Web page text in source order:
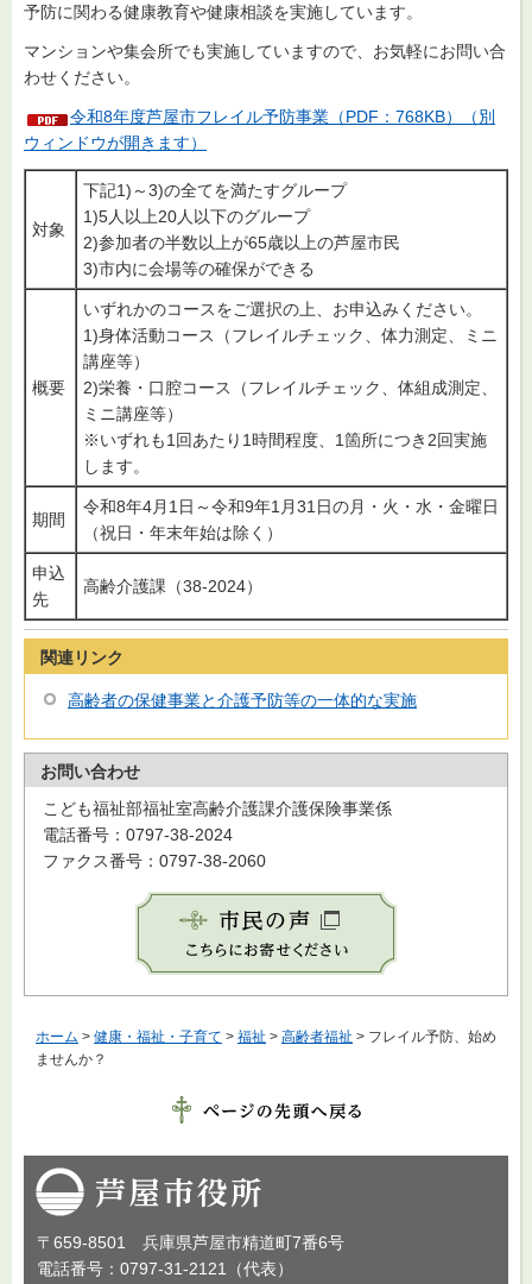
予防に関わる健康教育や健康相談を実施しています。
マンションや集会所でも実施していますので、お気軽にお問い合
わせください。
令和8年度芦屋市フレイル予防事業（PDF：768KB）（別
ウィンドウが開きます）
対象
下記1)～3)の全てを満たすグループ
1)5人以上20人以下のグループ
2)参加者の半数以上が65歳以上の芦屋市民
3)市内に会場等の確保ができる
概要
いずれかのコースをご選択の上、お申込みください。
1)身体活動コース（フレイルチェック、体力測定、ミニ
講座等）
2)栄養・口腔コース（フレイルチェック、体組成測定、
ミニ講座等）
※いずれも1回あたり1時間程度、1箇所につき2回実施
します。
期間
令和8年4月1日～令和9年1月31日の月・火・水・金曜日
（祝日・年末年始は除く）
申込
先
高齢介護課（38-2024）
関連リンク
高齢者の保健事業と介護予防等の一体的な実施
お問い合わせ
こども福祉部福祉室高齢介護課介護保険事業係
電話番号：0797-38-2024
ファクス番号：0797-38-2060
ホーム > 健康・福祉・子育て > 福祉 > 高齢者福祉 > フレイル予防、始め
ませんか？
芦屋市役所
〒659-8501 兵庫県芦屋市精道町7番6号
電話番号：0797-31-2121（代表）